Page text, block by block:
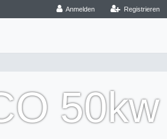
Anmelden Registrieren
50kw